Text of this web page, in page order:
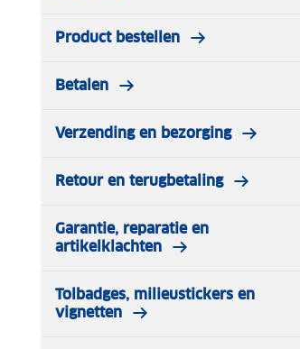
Product bestellen
Betalen
Verzending en bezorging
Retour en terugbetaling
Garantie, reparatie en
artikelklachten
Tolbadges, milieustickers en
vignetten